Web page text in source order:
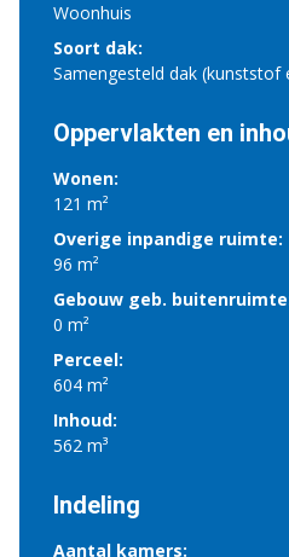
Woonhuis
Soort dak:
Samengesteld dak (kunststof
Oppervlakten en
Wonen:
121 m²
Overige inpandige ruimte:
96 m²
Gebouw geb.
0 m²
Perceel:
604 m²
Inhoud:
562 m³
Indeling
Aantal kamers: